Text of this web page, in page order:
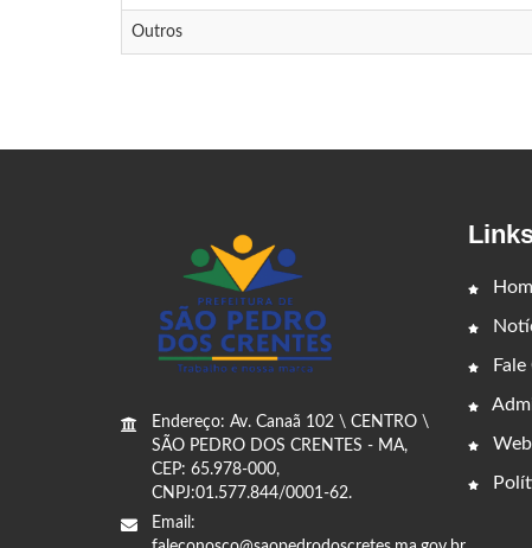
Outros
Endereço: Av. Canaã 102 \ CENTRO \
SÃO PEDRO DOS CRENTES - MA,
CEP: 65.978-000,
CNPJ:01.577.844/0001-62.
Email: